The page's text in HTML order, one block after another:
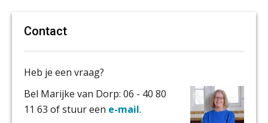
Contact
Heb je een vraag?
Bel Marijke van Dorp: 06 - 40 80
11 63 of stuur een e-mail.